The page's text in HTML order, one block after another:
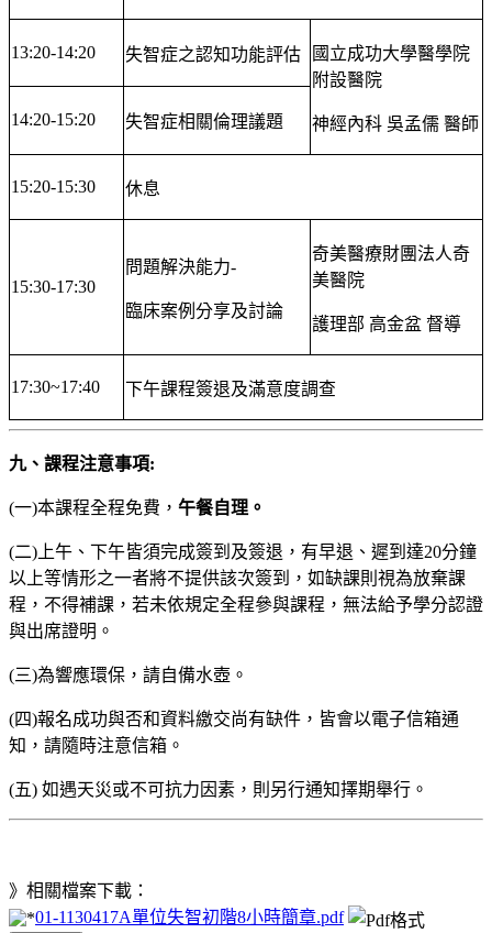
13:20-14:20 失智症之認知功能評估
國立成功大學醫學院
附設醫院
神經內科 吳孟儒 醫師
14:20-15:20 失智症相關倫理議題
15:20-15:30 休息
15:30-17:30
問題解決能力-
臨床案例分享及討論
奇美醫療財團法人奇
美醫院
護理部 高金盆 督導
17:30~17:40 下午課程簽退及滿意度調查
九、課程注意事項:
(一)本課程全程免費， 午餐自理。
(二)上午、下午皆須完成簽到及簽退，有早退、遲到達20分鐘
以上等情形之一者將不提供該次簽到，如缺課則視為放棄課
程，不得補課，若未依規定全程參與課程，無法給予學分認證
與出席證明。
(三)為響應環保，請自備水壺。
(四)報名成功與否和資料繳交尚有缺件，皆會以電子信箱通
知，請隨時注意信箱。
(五) 如遇天災或不可抗力因素，則另行通知擇期舉行。
》相關檔案下載：
01-1130417A單位失智初階8小時簡章.pdf